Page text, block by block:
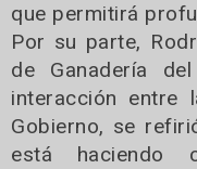
que permitirá
Por su parte,
de Ganadería
interacción entre
Gobierno, se
está